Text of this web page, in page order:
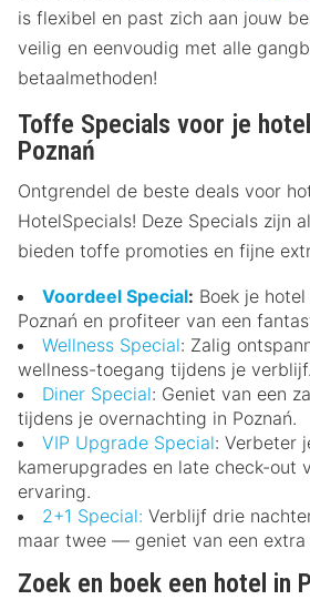
is flexibel en past zich aan jouw
veilig en eenvoudig met alle
betaalmethoden!
Toffe Specials voor je
Poznań
Ontgrendel de beste deals voor
HotelSpecials! Deze Specials zijn
bieden toffe promoties en fijne
Voordeel Special: Boek je
Poznań en profiteer van een
Wellness Special: Zalig
wellness-toegang tijdens je verblijf.
Diner Special: Geniet van een
tijdens je overnachting in Poznań.
VIP Upgrade Special: Verbeter
kamerupgrades en late check-out
ervaring.
2+1 Special: Verblijf drie
maar twee — geniet van een
Zoek en boek een hotel in